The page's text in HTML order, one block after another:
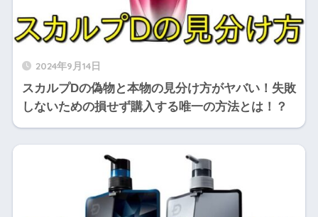
2024年9月14日
スカルプDの偽物と本物の見分け方がヤバい！失敗
しないための損せず購入する唯一の方法とは！？